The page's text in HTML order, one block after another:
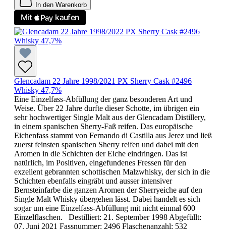
In den Warenkorb
Glencadam 22 Jahre 1998/2021 PX Sherry Cask #2496
Whisky 47,7%
Eine Einzelfass-Abfüllung der ganz besonderen Art und
Weise. Über 22 Jahre durfte dieser Schotte, im übrigen ein
sehr hochwertiger Single Malt aus der Glencadam Distillery,
in einem spanischen Sherry-Faß reifen. Das europäische
Eichenfass stammt von Fernando di Castilla aus Jerez und ließ
zuerst feinsten spanischen Sherry reifen und dabei mit den
Aromen in die Schichten der Eiche eindringen. Das ist
natürlich, im Positiven, eingefundenes Fressen für den
exzellent gebrannten schottischen Malzwhisky, der sich in die
Schichten ebenfalls eingräbt und ausser intensiver
Bernsteinfarbe die ganzen Aromen der Sherryeiche auf den
Single Malt Whisky übergehen lässt. Dabei handelt es sich
sogar um eine Einzelfass-Abfüllung mit nicht einmal 600
Einzelflaschen. Destilliert: 21. September 1998 Abgefüllt:
07. Juni 2021 Fassnummer: 2496 Flaschenanzahl: 532